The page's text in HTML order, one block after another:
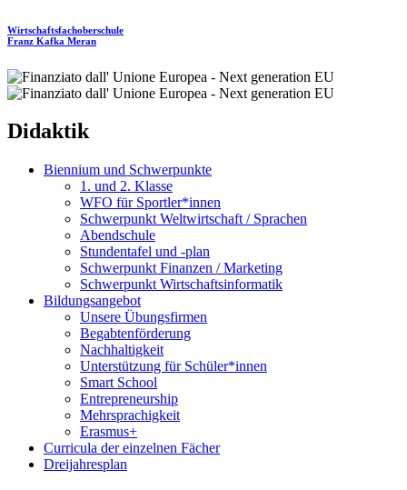
Wirtschaftsfachoberschule
Franz Kafka Meran
Didaktik
Biennium und Schwerpunkte
1. und 2. Klasse
WFO für Sportler*innen
Schwerpunkt Weltwirtschaft / Sprachen
Abendschule
Stundentafel und -plan
Schwerpunkt Finanzen / Marketing
Schwerpunkt Wirtschaftsinformatik
Bildungsangebot
Unsere Übungsfirmen
Begabtenförderung
Nachhaltigkeit
Unterstützung für Schüler*innen
Smart School
Entrepreneurship
Mehrsprachigkeit
Erasmus+
Curricula der einzelnen Fächer
Dreijahresplan